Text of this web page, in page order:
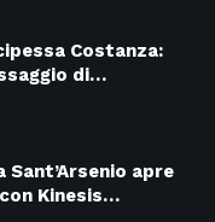
Costanza:
di…
Sant’Arsenio apre
Kinesis…